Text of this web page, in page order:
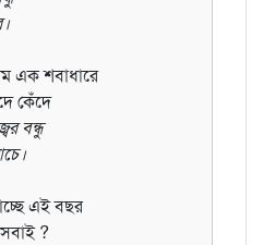
এক শবাধারে
কেঁদে
বন্ধু
এই বছর
?